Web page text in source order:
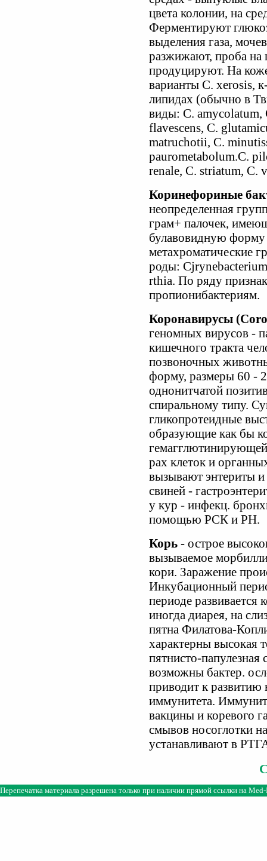
цвета колонии, на
Ферментируют
выделения газа,
разжижают, проба на
продуцируют. На
варианты С. xerosis,
липидах (обычно в
виды: С.
flavescens, С.
matruchotii, С.
paurometabolum.C.
renale, C. striatum, C.
Коринефориные
неопределенная
грам+ палочек,
булавовидную
метахроматические
роды:
rthia. По ряду
пропионибактериям.
Коронавирусы
геномных вирусов -
кишечного тракта
позвоночных
форму, размеры 60 -
однонитчатой
спиральному типу.
гликопротеидные
образующие как бы
рах клеток и
вызывают энтериты и
свиней -
у кур - инфекц.
помощью РСК и РН.
Корь - острое
вызываемое
кори. Заражение
Инкубационный
периоде развивается
иногда диарея, на
пятна Филатова-
характерны высокая
пятнисто-
возможны бактер.
приводит к
иммунитета.
вакцины и коревого
смывов носоглотки
устанавливают в
Перепечатка материала разрешена только при наличии прямой ссылки на